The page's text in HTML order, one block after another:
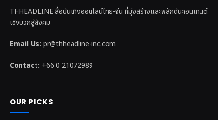
THHEADLINE สื่อบันเทิงออนไลน์ไทย-จีน ที่มุ่งสร้างและพลักดันคอนเทนต์
เชิงบวกสู่สังคม
Email Us: pr@thheadline-inc.com
Contact: +66 0 21072989
OUR PICKS